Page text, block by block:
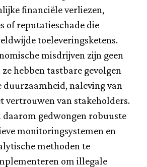
financiële verliezen,
of reputatieschade die
toeleveringsketens.
misdrijven zijn geen
ze hebben tastbare gevolgen
naleving van
vertrouwen van stakeholders.
daarom gedwongen robuuste
monitoringsystemen en
methoden te
om illegale